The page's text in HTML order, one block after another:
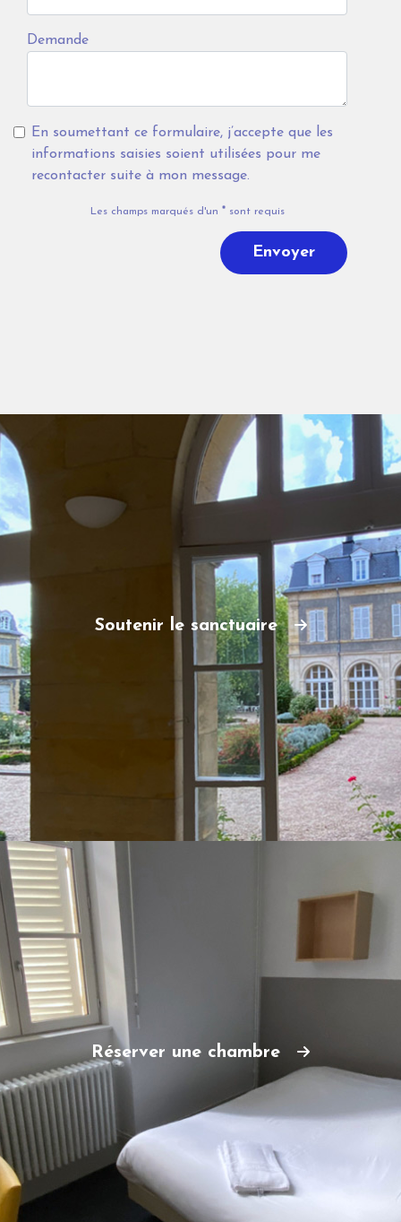
Demande
En soumettant ce formulaire, j’accepte que les
informations saisies soient utilisées pour me
recontacter suite à mon message.
Les champs marqués d'un *sont requis
Envoyer
Soutenir le sanctuaire
Réserver une chambre